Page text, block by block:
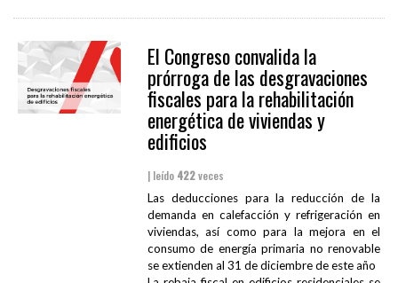
El Congreso convalida la
prórroga de las desgravaciones
fiscales para la rehabilitación
energética de viviendas y
edificios
| leído 422veces
Las deducciones para la reducción de la
demanda en calefacción y refrigeración en
viviendas, así como para la mejora en el
consumo de energía primaria no renovable
se extienden al 31 de diciembre de este año